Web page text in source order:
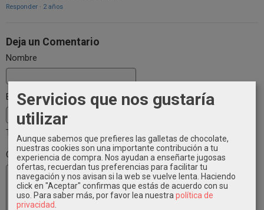
Responder · 2 años
Deja un Comentario
Nombre
Email
Tu email no será publicado
Comentario
Servicios que nos gustaría
utilizar
Aunque sabemos que prefieres las galletas de chocolate,
nuestras cookies son una importante contribución a tu
experiencia de compra. Nos ayudan a enseñarte jugosas
ofertas, recuerdan tus preferencias para facilitar tu
navegación y nos avisan si la web se vuelve lenta. Haciendo
click en "Aceptar" confirmas que estás de acuerdo con su
uso. Para saber más, por favor lea nuestra política de
privacidad